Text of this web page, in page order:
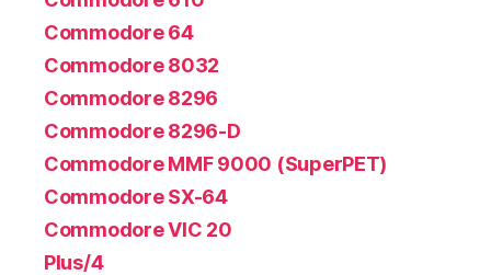
Commodore 64
Commodore 8032
Commodore 8296
Commodore 8296-D
Commodore MMF 9000 (SuperPET)
Commodore SX-64
Commodore VIC 20
Plus/4